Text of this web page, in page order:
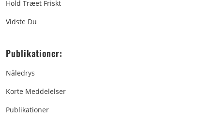
Hold Træet Friskt
Vidste Du
Publikationer:
Nåledrys
Korte Meddelelser
Publikationer